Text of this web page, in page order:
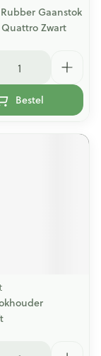
Gaanstok
Zwart
Bestel